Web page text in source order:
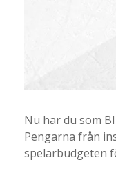
Nu har du som
Pengarna från
spelarbudgeten